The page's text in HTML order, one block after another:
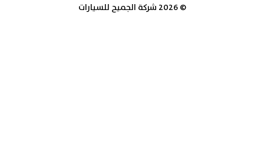
© 2026 شركة الجميح للسيارات